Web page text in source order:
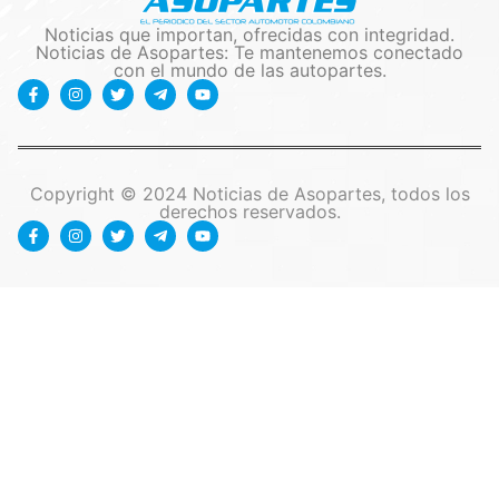
Noticias que importan, ofrecidas con integridad.
Noticias de Asopartes: Te mantenemos conectado
con el mundo de las autopartes.
Copyright © 2024 Noticias de Asopartes, todos los
derechos reservados.